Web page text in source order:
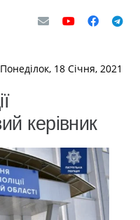
18 Січня, 2021
керівник